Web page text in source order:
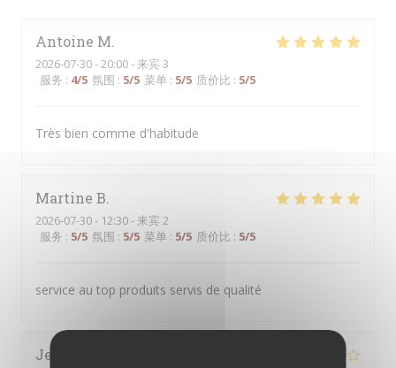
Antoine M
2026-07-30- 20:00 - 来宾 3
服务 : 4/5 氛围 : 5/5 菜单 : 5/5 质价比 : 5/5
Très bien comme d'habitude
Martine B
2026-07-30- 12:30 - 来宾 2
服务 : 5/5 氛围 : 5/5 菜单 : 5/5 质价比 : 5/5
service au top produits servis de qualité
Jenny